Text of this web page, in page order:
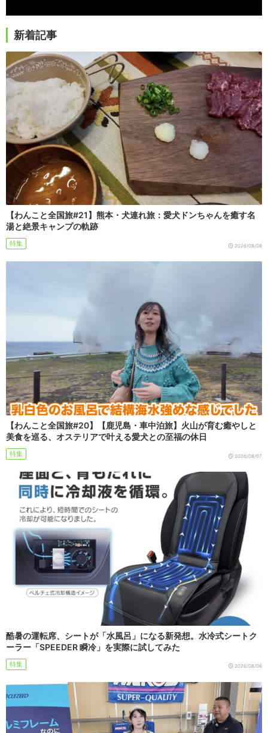
新着記事
【わんこと全国旅#21】熊本・犬連れ旅：愛犬ドンちゃんを癒す名
湯と絶景キャンプの軌跡
特集 2026/08/08
【わんこと全国旅#20】【鹿児島・車中泊旅】火山が育む癒やしと
美食を巡る、オステリアで叶える愛犬との至福の休日
特集 2026/08/07
酷暑の運転席、シートが「水風呂」になる新発想。水冷式シートク
ーラー「SPEEDER 瞬冷」を実際に試してみた
特集 2026/08/06